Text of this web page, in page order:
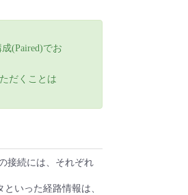
(Paired)でお
だくことは
接続には、それぞれ
いった経路情報は、